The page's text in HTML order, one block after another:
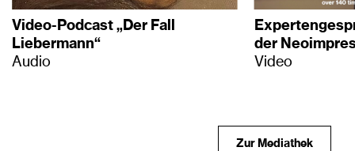
Video-Podcast „Der Fall
Liebermann“
Audio
der
Video
Zur Mediathek